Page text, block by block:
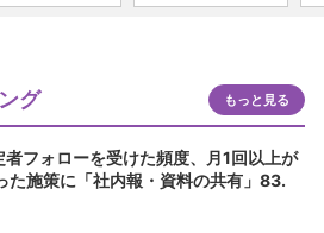
グ もっと見る
フォローを受けた頻度、月1回以上が
施策に「社内報・資料の共有」83.